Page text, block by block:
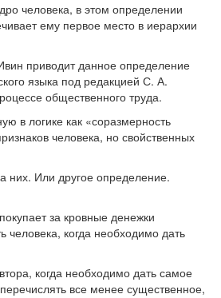
человека, в этом определении
ему первое место в иерархии
приводит данное определение
языка под редакцией С. А.
общественного труда.
в логике как «соразмерность
человека, но свойственных
Или другое определение.
за кровные денежки
человека, когда необходимо дать
когда необходимо дать самое
все менее существенное,